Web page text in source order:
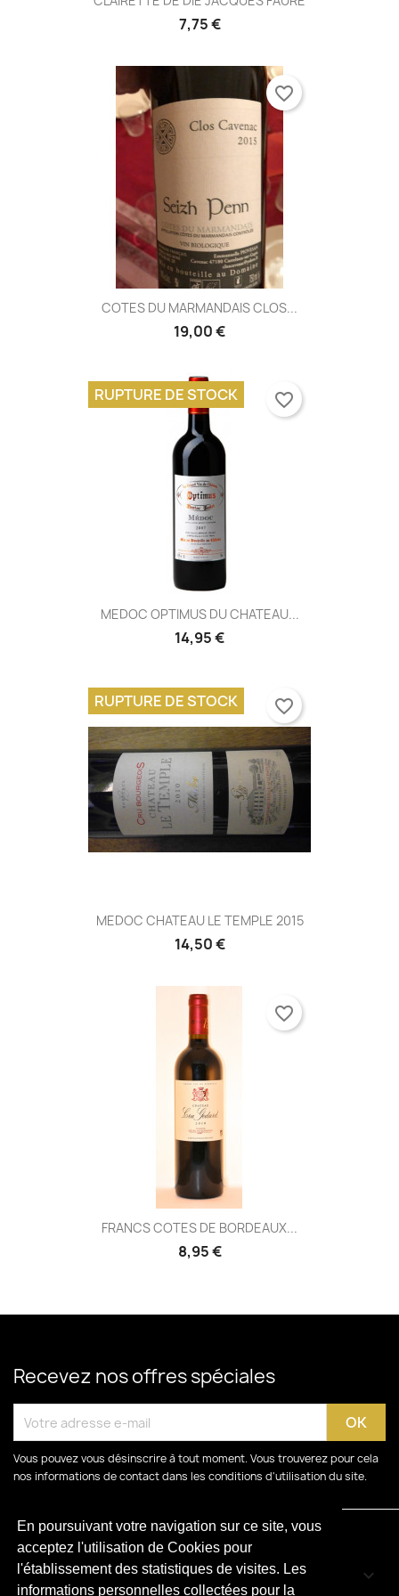
En poursuivant votre navigation sur ce site, vous
acceptez l'utilisation de Cookies pour
l'établissement des statistiques de visites. Les
informations personnelles collectées pour la
7,75 €
COTES DU MARMANDAIS CLOS...
19,00 €
favorite_border
MEDOC OPTIMUS DU CHATEAU...
14,95 €
RUPTURE DE STOCK favorite_border
MEDOC CHATEAU LE TEMPLE 2015
14,50 €
RUPTURE DE STOCK favorite_border
FRANCS COTES DE BORDEAUX...
8,95 €
favorite_border
Recevez nos offres spéciales
Vous pouvez vous désinscrire à tout moment. Vous trouverez pour cela
nos informations de contact dans les conditions d'utilisation du site.
CATÉGORIES 